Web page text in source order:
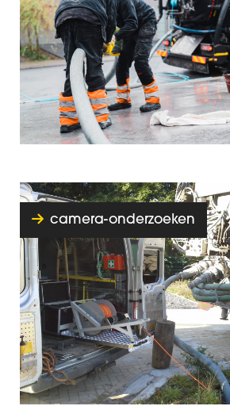
camera-onderzoeken